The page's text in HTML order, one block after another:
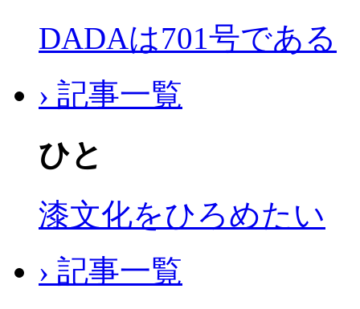
DADAは701号である
› 記事一覧
ひと
漆文化をひろめたい
› 記事一覧